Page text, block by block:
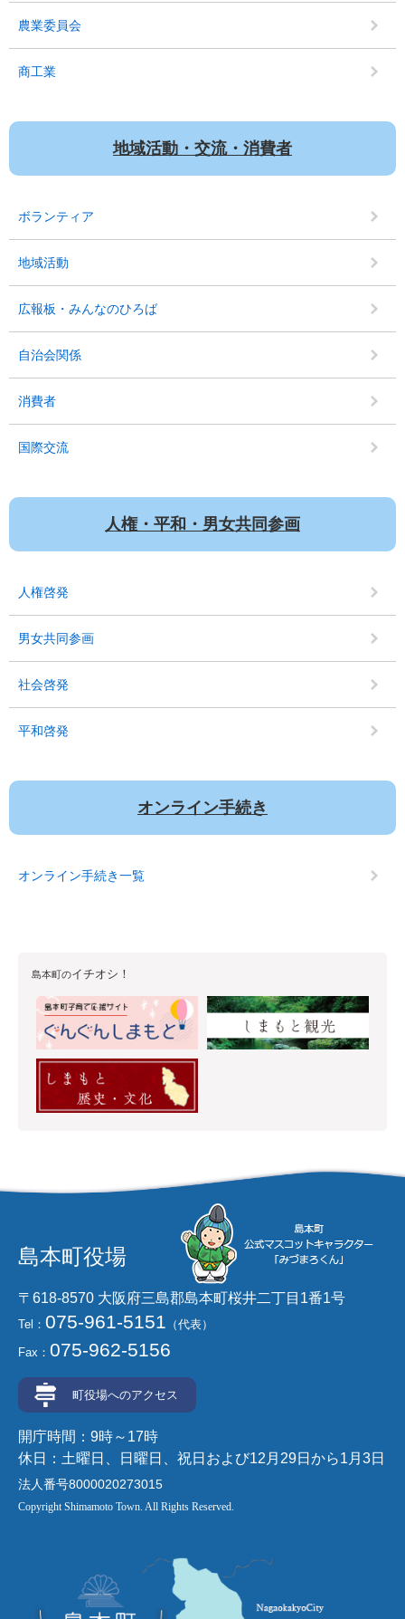
農業委員会
商工業
地域活動・交流・消費者
ボランティア
地域活動
広報板・みんなのひろば
自治会関係
消費者
国際交流
人権・平和・男女共同参画
人権啓発
男女共同参画
社会啓発
平和啓発
オンライン手続き
オンライン手続き一覧
島本町のイチオシ！
島本町役場
〒618-8570 大阪府三島郡島本町桜井二丁目1番1号
Tel： 075-961-5151 （代表）
Fax： 075-962-5156
町役場へのアクセス
開庁時間：9時～17時
休日：土曜日、日曜日、祝日および12月29日から1月3日
法人番号8000020273015
Copyright Shimamoto Town. All Rights Reserved.